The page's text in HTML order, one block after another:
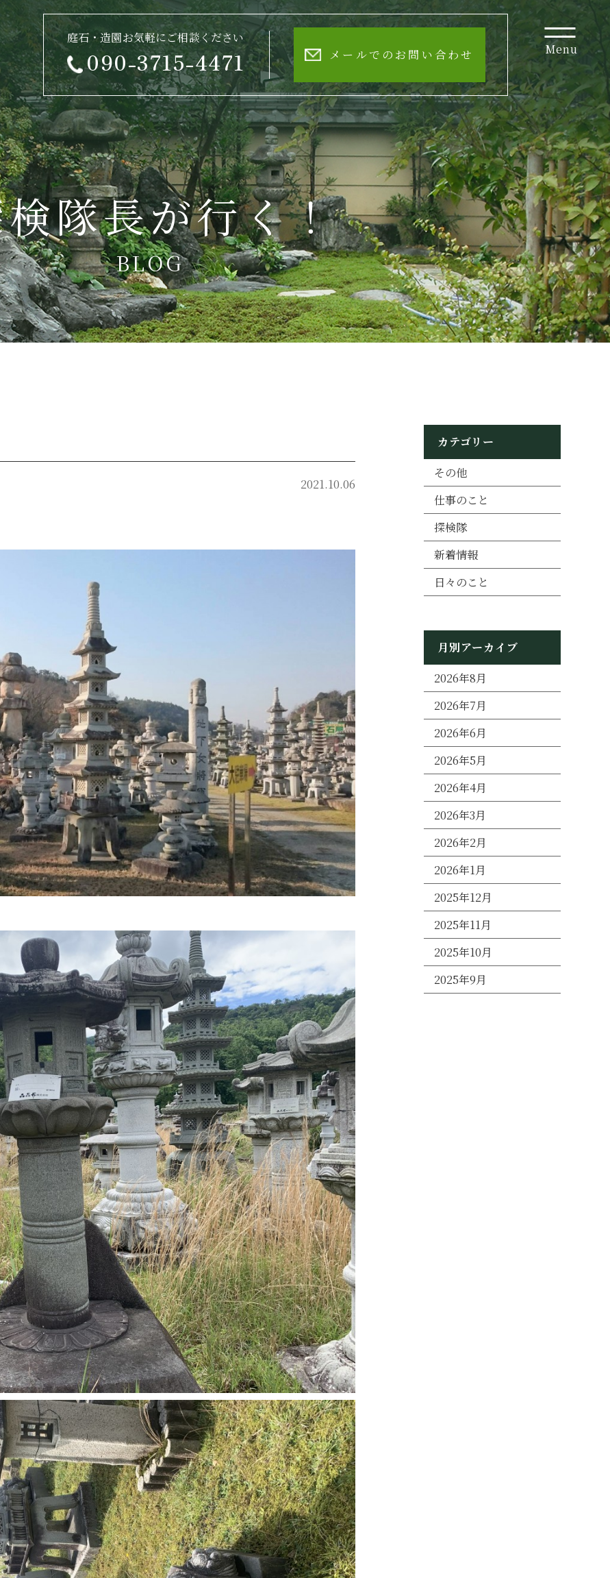
庭石・造園お気軽にご相談ください
090-3715-4471 メールでのお問い合わせ Menu
隊長が行く！
BLOG
2021.10.06
カテゴリー
その他
仕事のこと
探検隊
新着情報
日々のこと
月別アーカイブ
2026年8月
2026年7月
2026年6月
2026年5月
2026年4月
2026年3月
2026年2月
2026年1月
2025年12月
2025年11月
2025年10月
2025年9月